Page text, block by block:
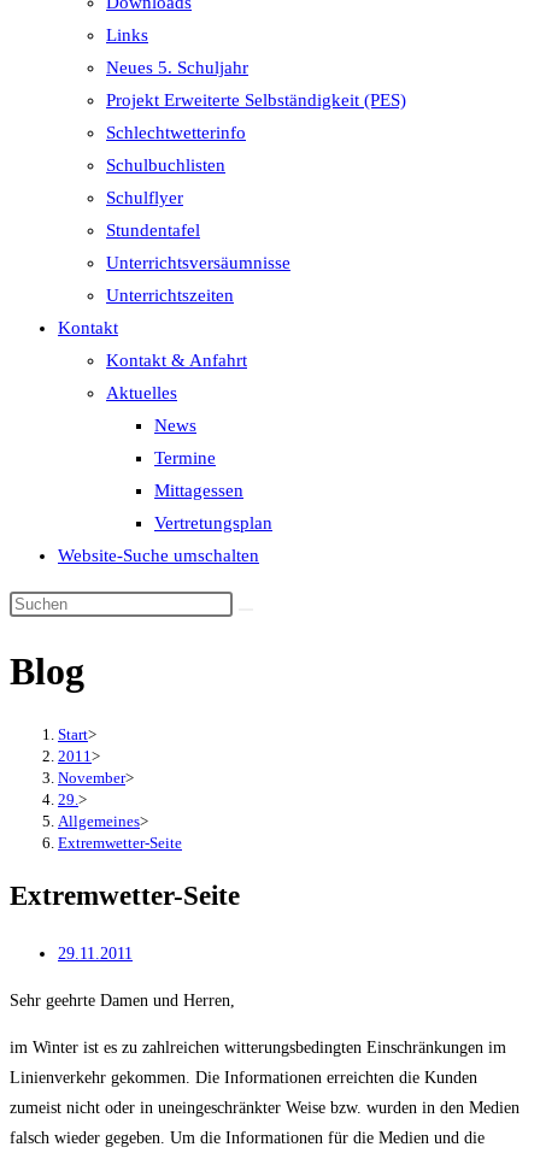
Links
Neues 5. Schuljahr
Projekt Erweiterte Selbständigkeit (PES)
Schlechtwetterinfo
Schulbuchlisten
Schulflyer
Stundentafel
Unterrichtsversäumnisse
Unterrichtszeiten
Kontakt
Kontakt & Anfahrt
Aktuelles
News
Termine
Mittagessen
Vertretungsplan
Website-Suche umschalten
Blog
Start>
2011 >
November>
29. >
Allgemeines>
Extremwetter-Seite
Extremwetter-Seite
29.11.2011
Sehr geehrte Damen und Herren,
im Winter ist es zu zahlreichen witterungsbedingten Einschränkungen im
Linienverkehr gekommen. Die Informationen erreichten die Kunden
zumeist nicht oder in uneingeschränkter Weise bzw. wurden in den Medien
falsch wieder gegeben. Um die Informationen für die Medien und die